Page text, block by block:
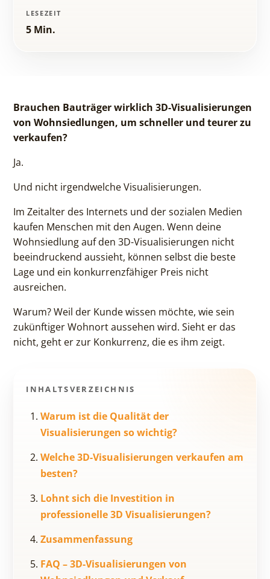
LESEZEIT
5 Min.
Brauchen Bauträger wirklich 3D-Visualisierungen
von Wohnsiedlungen, um schneller und teurer zu
verkaufen?
Ja.
Und nicht irgendwelche Visualisierungen.
Im Zeitalter des Internets und der sozialen Medien
kaufen Menschen mit den Augen. Wenn deine
Wohnsiedlung auf den 3D-Visualisierungen nicht
beeindruckend aussieht, können selbst die beste
Lage und ein konkurrenzfähiger Preis nicht
ausreichen.
Warum? Weil der Kunde wissen möchte, wie sein
zukünftiger Wohnort aussehen wird. Sieht er das
nicht, geht er zur Konkurrenz, die es ihm zeigt.
INHALTSVERZEICHNIS
Warum ist die Qualität der
Visualisierungen so wichtig?
Welche 3D-Visualisierungen verkaufen am
besten?
Lohnt sich die Investition in
professionelle 3D Visualisierungen?
Zusammenfassung
FAQ – 3D-Visualisierungen von